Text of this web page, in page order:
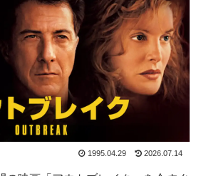
1995.04.29 2026.07.14